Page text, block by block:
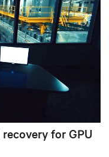
for GPU